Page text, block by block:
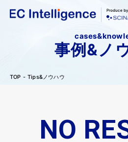
Produce by
事例&ノ
TOP Tips&ノウハウ
NO